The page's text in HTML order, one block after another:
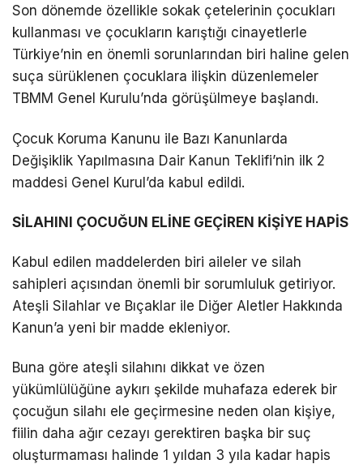
Son dönemde özellikle sokak çetelerinin çocukları
kullanması ve çocukların karıştığı cinayetlerle
Türkiye’nin en önemli sorunlarından biri haline gelen
suça sürüklenen çocuklara ilişkin düzenlemeler
TBMM Genel Kurulu’nda görüşülmeye başlandı.
Çocuk Koruma Kanunu ile Bazı Kanunlarda
Değişiklik Yapılmasına Dair Kanun Teklifi’nin ilk 2
maddesi Genel Kurul’da kabul edildi.
SİLAHINI ÇOCUĞUN ELİNE GEÇİREN KİŞİYE HAPİS
Kabul edilen maddelerden biri aileler ve silah
sahipleri açısından önemli bir sorumluluk getiriyor.
Ateşli Silahlar ve Bıçaklar ile Diğer Aletler Hakkında
Kanun’a yeni bir madde ekleniyor.
Buna göre ateşli silahını dikkat ve özen
yükümlülüğüne aykırı şekilde muhafaza ederek bir
çocuğun silahı ele geçirmesine neden olan kişiye,
fiilin daha ağır cezayı gerektiren başka bir suç
oluşturmaması halinde 1 yıldan 3 yıla kadar hapis